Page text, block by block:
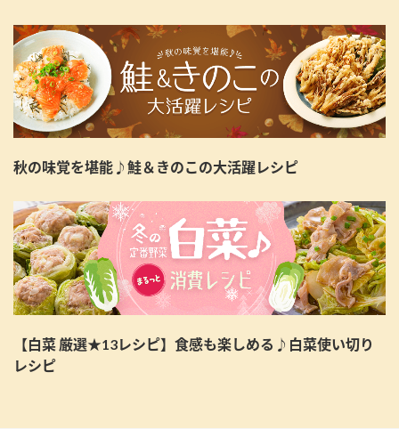
秋の味覚を堪能♪鮭＆きのこの大活躍レシピ
【白菜 厳選★13レシピ】食感も楽しめる♪白菜使い切り
レシピ